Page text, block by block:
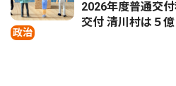
政治
2026年度普通交
交付 清川村は５